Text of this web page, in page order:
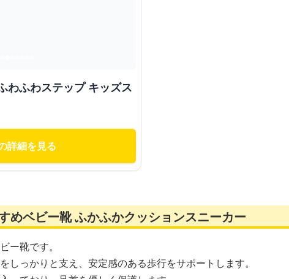
わふわステップ キッズス
詳細を見る
めベビー靴 ふかふかクッションスニーカー
ー靴です。
しっかりと支え、安定感のある歩行をサポートします。